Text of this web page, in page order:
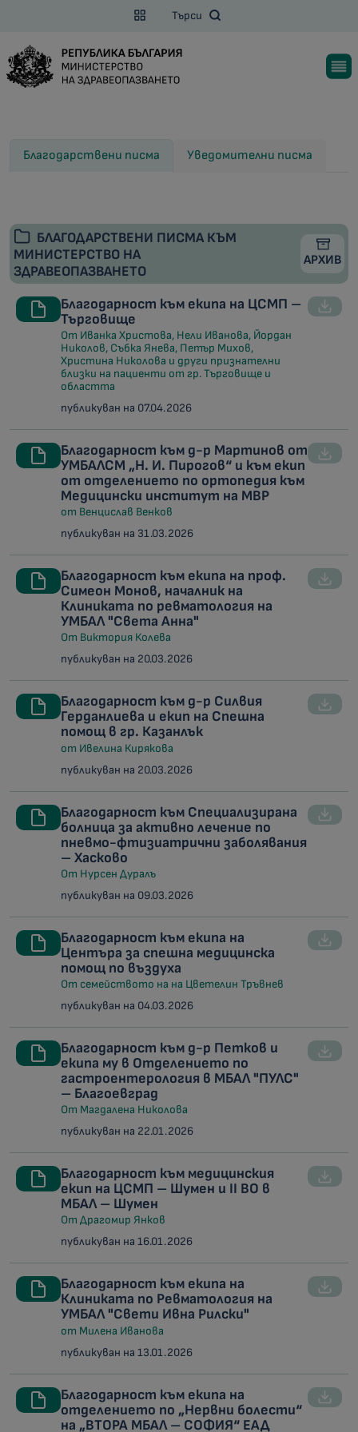
Търси
Благодарствени писма Уведомителни писма
БЛАГОДАРСТВЕНИ ПИСМА КЪМ
МИНИСТЕРСТВО НА
ЗДРАВЕОПАЗВАНЕТО
АРХИВ
Благодарност към екипа на ЦСМП –
Търговище
От Иванка Христова, Нели Иванова, Йордан
Николов, Събка Янева, Петър Михов,
Христина Николова и други признателни
близки на пациенти от гр. Търговище и
областта
публикуван на 07.04.2026
Благодарност към д-р Мартинов от
УМБАЛСМ „Н. И. Пирогов“ и към екип
от отделението по ортопедия към
Медицински институт на МВР
от Венцислав Венков
публикуван на 31.03.2026
Благодарност към екипа на проф.
Симеон Монов, началник на
Клиниката по ревматология на
УМБАЛ "Света Анна"
От Виктория Колева
публикуван на 20.03.2026
Благодарност към д-р Силвия
Герданлиева и екип на Спешна
помощ в гр. Казанлък
от Ивелина Кирякова
публикуван на 20.03.2026
Благодарност към Специализирана
болница за активно лечение по
пневмо-фтизиатрични заболявания
– Хасково
От Нурсен Дуралъ
публикуван на 09.03.2026
Благодарност към екипа на
Центъра за спешна медицинска
помощ по въздуха
От семейството на на Цветелин Тръвнев
публикуван на 04.03.2026
Благодарност към д-р Петков и
екипа му в Отделението по
гастроентерология в МБАЛ "ПУЛС"
– Благоевград
От Магдалена Николова
публикуван на 22.01.2026
Благодарност към медицинския
екип на ЦСМП – Шумен и II ВО в
МБАЛ – Шумен
От Драгомир Янков
публикуван на 16.01.2026
Благодарност към екипа на
Клиниката по Ревматология на
УМБАЛ "Свети Ивна Рилски"
от Милена Иванова
публикуван на 13.01.2026
Благодарност към екипа на
отделението по „Нервни болести“
на „ВТОРА МБАЛ – СОФИЯ“ ЕАД